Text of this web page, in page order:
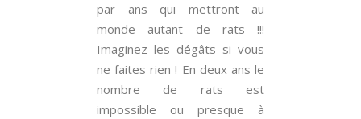
par ans qui mettront au
monde autant de rats !!!
Imaginez les dégâts si vous
ne faites rien ! En deux ans le
nombre de rats est
impossible ou presque à